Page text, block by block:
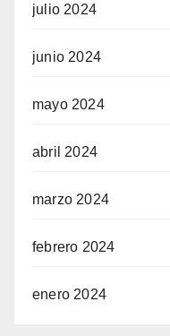
julio 2024
junio 2024
mayo 2024
abril 2024
marzo 2024
febrero 2024
enero 2024